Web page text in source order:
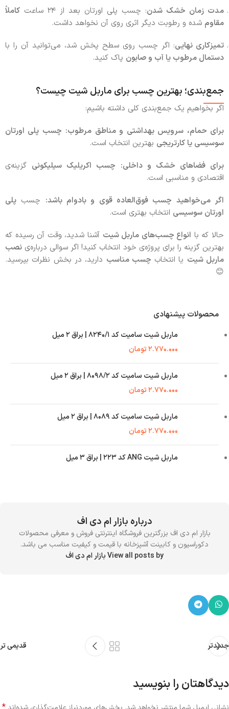
مدت زمان خشک شدن: چسب پلی اورتان بعد از ۲۴ ساعت
کاملاً
مقاوم شده و رطوبت دیگر اثری روی آن نخواهد داشت.
تمیزکاری نهایی: اگر چسب روی سطح پخش شد، می‌توانید آن را با
دستمال مرطوب یا آب و صابون پاک کنید.
جمع‌بندی؛ بهترین چسب برای ماربل شیت چیست؟
اگر بخواهیم یک جمع‌بندی کلی داشته باشیم:
برای حمام، سرویس بهداشتی و مناطق مرطوب: چسب پلی اورتان
سوسیسی یا کارتریجی بهترین انتخاب است.
برای فضاهای خشک و داخلی: چسب اکریلیک سیلیکونی گزینه‌ی
اقتصادی و مناسبی است.
اگر می‌خواهید چسب فوق‌العاده قوی و بادوام باشد: چسب پلی
اورتان سوسیسی انتخاب بهتری است.
حالا که با انواع چسب‌های ماربل شیت آشنا شدید، وقت آن رسیده که
بهترین گزینه را برای پروژه‌ی خود انتخاب کنید! اگر سوالی درباره‌ی نصب
ماربل شیت یا انتخاب چسب مناسب دارید، در بخش نظرات بپرسید.
😊
محصولات پیشنهادی
ماربل شیت سامیت کد ۸۲۴۰/۱ | براق ۲ میل
۲.۷۷۰.۰۰۰تومان
ماربل شیت سامیت کد ۸۰۹۸/۲ | براق ۲ میل
۲.۷۷۰.۰۰۰تومان
ماربل شیت سامیت کد ۸۰۸۹ | براق ۲ میل
۲.۷۷۰.۰۰۰تومان
ماربل شیت ANG کد ۲۲۳ | براق ۳ میل
درباره بازار ام دی اف
بازار ام دی اف بزرگترین فروشگاه اینترنتی فروش و معرفی محصولات
دکوراسیون و کابینت آشپزخانه با قیمت و کیفیت مناسب می باشد.
View all posts by بازار ام دی اف
جدیدتر قدیمی تر
دیدگاهتان را بنویسید